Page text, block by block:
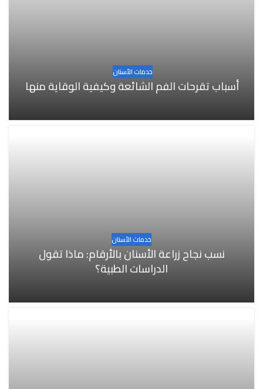
خدمات الأسنان
أسباب تقرحات الفم الشائعة وكيفية الوقاية منها
خدمات الأسنان
نسب نجاح زراعة الأسنان بالأرقام: ماذا تقول
الدراسات الطبية؟